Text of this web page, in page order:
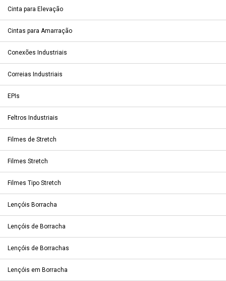
Cinta para Elevação
Cintas para Amarração
Conexões Industriais
Correias Industriais
EPIs
Feltros Industriais
Filmes de Stretch
Filmes Stretch
Filmes Tipo Stretch
Lençóis Borracha
Lençóis de Borracha
Lençóis de Borrachas
Lençóis em Borracha